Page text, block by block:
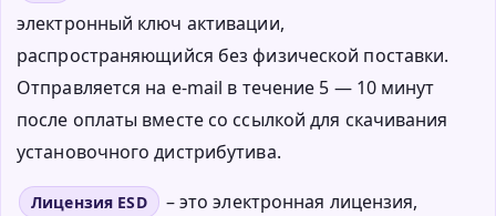
электронный ключ активации,
распространяющийся без физической поставки.
Отправляется на e-mail в течение 5 — 10 минут
после оплаты вместе со ссылкой для скачивания
установочного дистрибутива.
Лицензия ESD
– это электронная лицензия,